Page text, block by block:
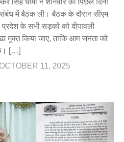
में बैठक ली। बैठक के दौरान सीएम
प्रदेश के सभी सड़कों को दीपावली
मुक्त किया जाए, ताकि आम जनता को
[…]
OCTOBER 11, 2025